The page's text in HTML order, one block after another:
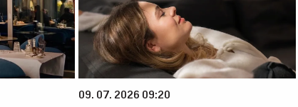
09. 07. 2026 09:20